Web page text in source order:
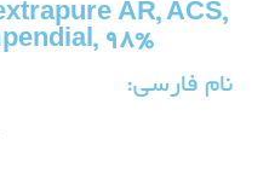
AR, ACS,
98%
نام فارسی: